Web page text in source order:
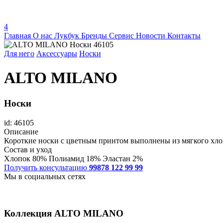
4
Главная О нас Лукбук Бренды Сервис Новости Контакты
Для него Аксессуары Носки
ALTO MILANO
Носки
id: 46105
Описание
Короткие носки с цветным принтом выполнены из мягкого
Состав и уход
Хлопок 80% Полиамид 18% Эластан 2%
Получить консультацию 99878 122 99 99
Мы в социальных сетях
Коллекция ALTO MILANO